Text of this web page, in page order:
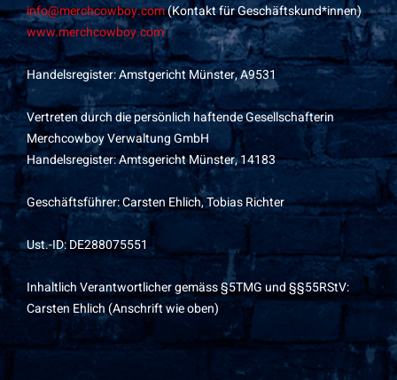
info@merchcowboy.com(Kontakt für Geschäftskund*innen)
www.merchcowboy.com
Handelsregister: Amstgericht Münster, A9531
Vertreten durch die persönlich haftende Gesellschafterin
Merchcowboy Verwaltung GmbH
Handelsregister: Amtsgericht Münster, 14183
Geschäftsführer: Carsten Ehlich, Tobias Richter
Ust.-ID: DE288075551
Inhaltlich Verantwortlicher gemäss §5TMG und §§55RStV:
Carsten Ehlich (Anschrift wie oben)